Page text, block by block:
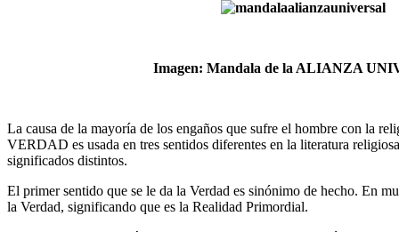
Imagen: Mandala de la ALIANZA
La causa de la mayoría de los engaños que sufre el hombre con la
VERDAD es usada en tres sentidos diferentes en la literatura
significados distintos.
El primer sentido que se le da la Verdad es sinónimo de hecho. En
la Verdad, significando que es la Realidad Primordial.